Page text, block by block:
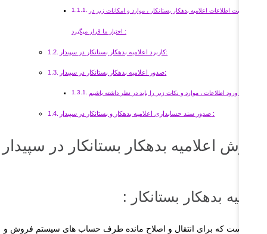
ورود و ثبت اطلاعات اعلامیه بدهکار بستانکار ، موارد و امکانات زیر در
اعلامیه بدهکار بستانکار در سپیدار
بدهکار بستانکار :
است که برای انتقال و اصلاح مانده طرف حساب های سیستم فروش و